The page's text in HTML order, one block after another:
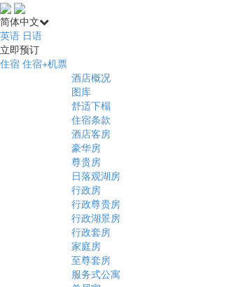
简体中文
英语 日语
立即预订
住宿 住宿+机票
酒店概况
图库
舒适下榻
住宿条款
酒店客房
豪华房
尊贵房
日落观湖房
行政房
行政尊贵房
行政湖景房
行政套房
家庭房
至尊套房
服务式公寓